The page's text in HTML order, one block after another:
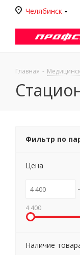
Челябинск
Главная -
Фильтр по
Цена
4 400
Наличие